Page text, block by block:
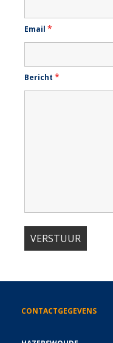
Email *
Bericht *
CONTACTGEGEVENS